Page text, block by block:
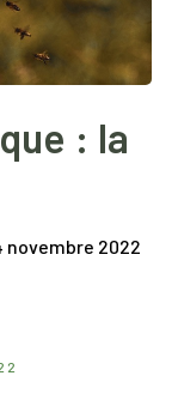
: la
novembre 2022